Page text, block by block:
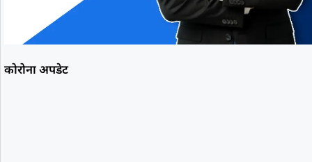
कोरोना अपडेट